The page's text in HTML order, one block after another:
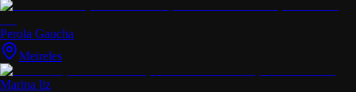
Perola Gaucha
Meireles
Marina liz